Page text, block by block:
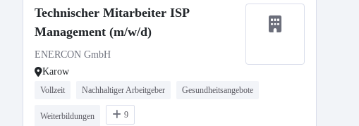
Technischer Mitarbeiter ISP
Management (m/w/d)
ENERCON GmbH
Karow
Vollzeit Nachhaltiger Arbeitgeber Gesundheitsangebote
Weiterbildungen 9